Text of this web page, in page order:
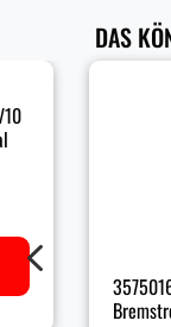
DAS
4